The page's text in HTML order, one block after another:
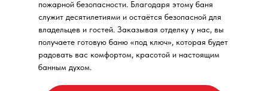
пожарной безопасности. Благодаря этому баня
служит десятилетиями и остаётся безопасной для
владельцев и гостей. Заказывая отделку у нас, вы
получаете готовую баню «под ключ», которая будет
радовать вас комфортом, красотой и настоящим
банным духом.